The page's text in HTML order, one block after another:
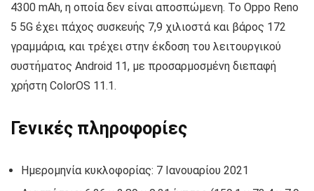
4300 mAh, η οποία δεν είναι αποσπώμενη. Το Oppo Reno
5 5G έχει πάχος συσκευής 7,9 χιλιοστά και βάρος 172
γραμμάρια, και τρέχει στην έκδοση του λειτουργικού
συστήματος Android 11, με προσαρμοσμένη διεπαφή
χρήστη ColorOS 11.1.
Γενικές πληροφορίες
Ημερομηνία κυκλοφορίας: 7 Ιανουαρίου 2021